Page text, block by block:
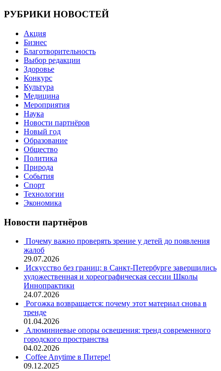
РУБРИКИ НОВОСТЕЙ
Акция
Бизнес
Благотворительность
Выбор редакции
Здоровье
Конкурс
Культура
Медицина
Мероприятия
Наука
Новости партнёров
Новый год
Образование
Общество
Политика
Природа
События
Спорт
Технологии
Экономика
Новости партнёров
Почему важно проверять зрение у детей до появления
жалоб
29.07.2026
Искусство без границ: в Санкт-Петербурге завершились
художественная и хореографическая сессии Школы
Иннопрактики
24.07.2026
Рогожка возвращается: почему этот материал снова в
тренде
01.04.2026
Алюминиевые опоры освещения: тренд современного
городского пространства
04.02.2026
Coffee Anytime в Питере!
09.12.2025